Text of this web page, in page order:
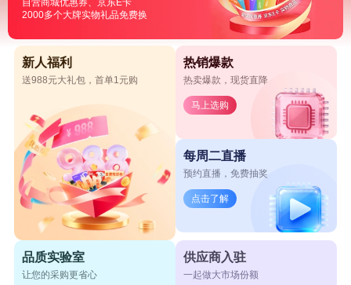
自营商城优惠券、京东E卡
2000多个大牌实物礼品免费换
新人福利
送988元大礼包，首单1元购
热销爆款
热卖爆款，现货直降
马上选购
每周二直播
预约直播，免费抽奖
点击了解
品质实验室
让您的采购更省心
供应商入驻
一起做大市场份额